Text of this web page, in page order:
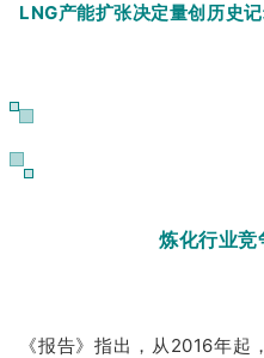
LNG产能扩张决定量创历史
炼化行业竞
《报告》指出，从2016年起